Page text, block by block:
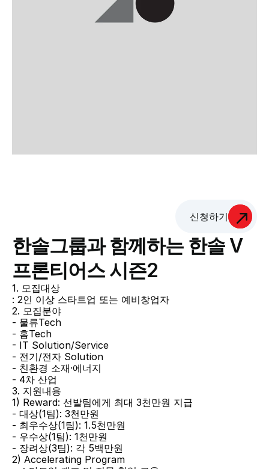
신청하기
한솔그룹과 함께하는 한솔 V
프론티어스 시즌2
1. 모집대상
: 2인 이상 스타트업 또는 예비창업자
2. 모집분야
- 물류Tech
- 홈Tech
- IT Solution/Service
- 전기/전자 Solution
- 친환경 소재·에너지
- 4차 산업
3. 지원내용
1) Reward: 선발팀에게 최대 3천만원 지급
- 대상(1팀): 3천만원
- 최우수상(1팀): 1.5천만원
- 우수상(1팀): 1천만원
- 장려상(3팀): 각 5백만원
2) Accelerating Program